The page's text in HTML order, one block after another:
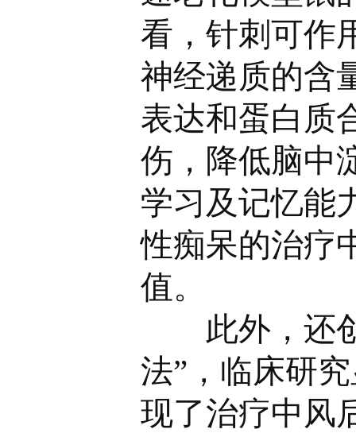
看，针刺可作
神经递质的含
表达和蛋白质
伤，降低脑中
学习及记忆能
性痴呆的治疗
值。
此外，还创
法”，临床研
现了治疗中风